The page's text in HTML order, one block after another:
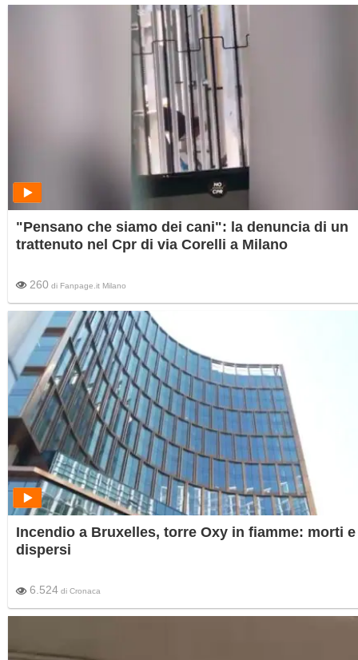
"Pensano che siamo dei cani": la denuncia di un
trattenuto nel Cpr di via Corelli a Milano
260 di Fanpage.it Milano
Incendio a Bruxelles, torre Oxy in fiamme: morti e
dispersi
6.524 di Cronaca